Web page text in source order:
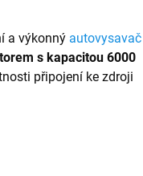
a výkonný autovysavač
s kapacitou 6000
připojení ke zdroji